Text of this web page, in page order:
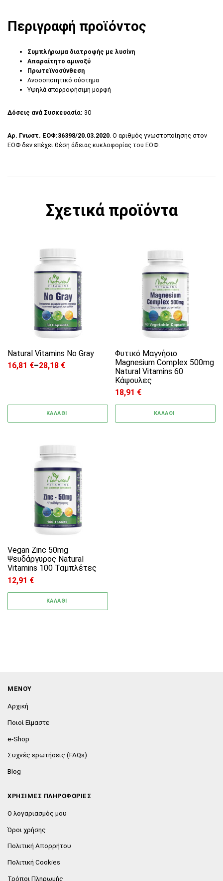
Περιγραφή προϊόντος
Συμπλήρωμα διατροφής με λυσίνη
Απαραίτητο αμινοξύ
Πρωτεϊνοσύνθεση
Ανοσοποιητικό σύστημα
Υψηλά απορροφήσιμη μορφή
Δόσεις ανά Συσκευασία: 30
Αρ. Γνωστ. ΕΟΦ:36398/20.03.2020 . Ο αριθμός γνωστοποίησης στον
ΕΟΦ δεν επέχει θέση άδειας κυκλοφορίας του ΕΟΦ.
Σχετικά προϊόντα
Natural Vitamins No Gray
16,81 €–28,18 €
Price range: 16,81 € through 28,18 €
ΚΑΛΑΘΙ
Αυτό το προϊόν έχει πολλαπλές
Φυτικό Μαγνήσιο
Magnesium Complex 500mg
Natural Vitamins 60
Κάψουλες
18,91 €
ΚΑΛΑΘΙ
Vegan Zinc 50mg
Ψευδάργυρος Natural
Vitamins 100 Ταμπλέτες
12,91 €
ΚΑΛΑΘΙ
ΜΕΝΟΥ
Αρχική
Ποιοί Είμαστε
e-Shop
Συχνές ερωτήσεις (FAQs)
Blog
ΧΡΗΣΙΜΕΣ ΠΛΗΡΟΦΟΡΙΕΣ
Ο λογαριασμός μου
Όροι χρήσης
Πολιτική Απορρήτου
Πολιτική Cookies
Τρόποι Πληρωμής